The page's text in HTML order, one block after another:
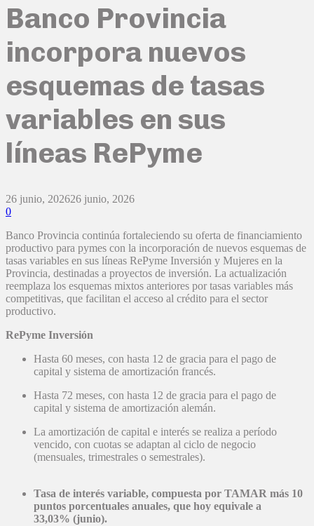
Banco Provincia
incorpora nuevos
esquemas de tasas
variables en sus
líneas RePyme
26 junio, 202626 junio, 2026
0
Banco Provincia continúa fortaleciendo su oferta de financiamiento
productivo para pymes con la incorporación de nuevos esquemas de
tasas variables en sus líneas RePyme Inversión y Mujeres en la
Provincia, destinadas a proyectos de inversión. La actualización
reemplaza los esquemas mixtos anteriores por tasas variables más
competitivas, que facilitan el acceso al crédito para el sector
productivo.
RePyme Inversión
Hasta 60 meses, con hasta 12 de gracia para el pago de
capital y sistema de amortización francés.
Hasta 72 meses, con hasta 12 de gracia para el pago de
capital y sistema de amortización alemán.
La amortización de capital e interés se realiza a período
vencido, con cuotas se adaptan al ciclo de negocio
(mensuales, trimestrales o semestrales).
Tasa de interés variable, compuesta por TAMAR más 10
puntos porcentuales anuales, que hoy equivale a
33,03% (junio).